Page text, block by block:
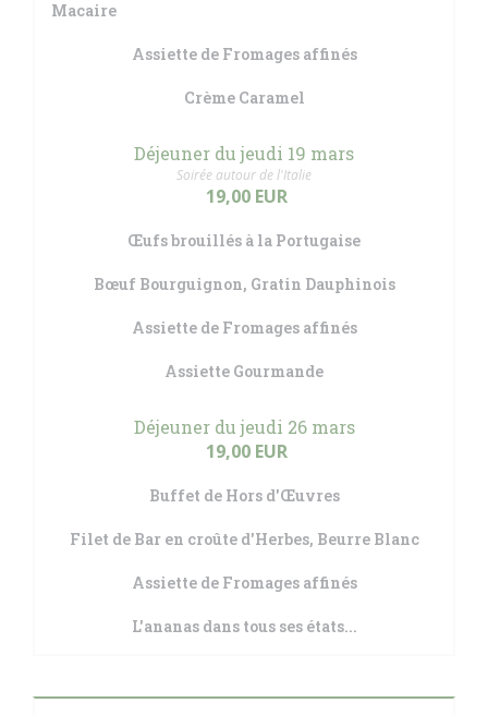
Macaire
Assiette de Fromages affinés
Crème Caramel
Déjeuner du jeudi 19 mars
Soirée autour de l'Italie
19,00 EUR
Œufs brouillés à la Portugaise
Bœuf Bourguignon, Gratin Dauphinois
Assiette de Fromages affinés
Assiette Gourmande
Déjeuner du jeudi 26 mars
19,00 EUR
Buffet de Hors d'Œuvres
Filet de Bar en croûte d'Herbes, Beurre Blanc
Assiette de Fromages affinés
L'ananas dans tous ses états...